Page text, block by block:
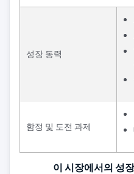
성장 동력
함정 및 도전 과제
이 시장에서의 성